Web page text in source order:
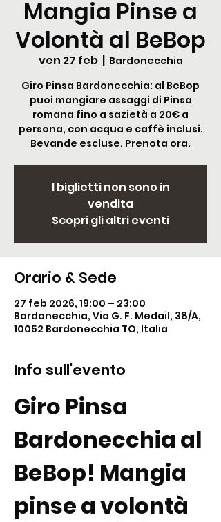
Mangia Pinse a
Volontà al BeBop
ven 27 feb
  |
Bardonecchia
Giro Pinsa Bardonecchia: al BeBop
puoi mangiare assaggi di Pinsa
romana fino a sazietà a 20€ a
persona, con acqua e caffè inclusi.
Bevande escluse. Prenota ora.
I biglietti non sono in
vendita
Scopri gli altri eventi
Orario & Sede
27 feb 2026, 19:00 – 23:00
Bardonecchia, Via G. F. Medail, 38/A,
10052 Bardonecchia TO, Italia
Info sull'evento
Giro Pinsa
Bardonecchia al
BeBop! Mangia
pinse a volontà